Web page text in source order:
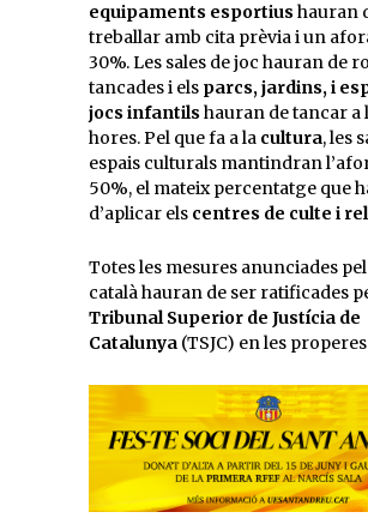
equipaments esportius hauran
treballar amb cita prèvia i un
30%. Les sales de joc hauran de
tancades i els parcs, jardins, i
jocs infantils hauran de tancar a
hores. Pel que fa a la cultura, les
espais culturals mantindran
50%, el mateix percentatge que
d’aplicar els centres de culte i
Totes les mesures anunciades
català hauran de ser ratificades
Tribunal Superior de Justícia de
Catalunya (TSJC) en les